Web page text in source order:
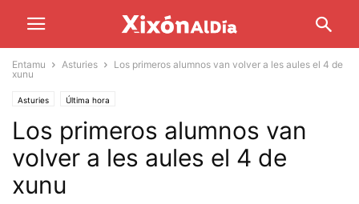
Entamu Asturies
Los primeros alumnos van volver a les aules el 4 de
xunu
Asturies Última hora
Los primeros alumnos van
volver a les aules el 4 de
xunu